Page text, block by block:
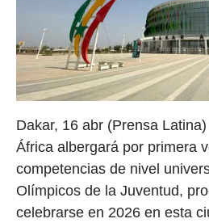
Dakar, 16 abr (Prensa
África albergará por primera
competencias de nivel
Olímpicos de la Juventud,
celebrarse en 2026 en esta